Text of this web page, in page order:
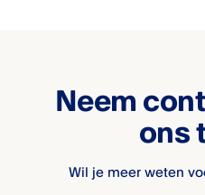
Neem
ons
Wil je meer weten